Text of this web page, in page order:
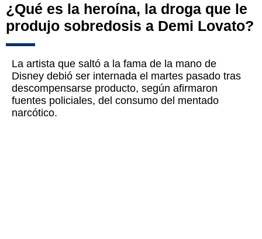
¿Qué es la heroína, la droga que le
produjo sobredosis a Demi Lovato?
La artista que saltó a la fama de la mano de
Disney debió ser internada el martes pasado tras
descompensarse producto, según afirmaron
fuentes policiales, del consumo del mentado
narcótico.